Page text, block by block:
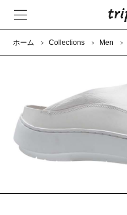
ホーム Collections Men